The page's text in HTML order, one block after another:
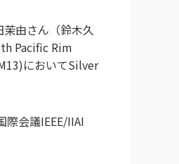
由さん（鈴木久
Pacific Rim
においてSilver
際会議IEEE/IIAI